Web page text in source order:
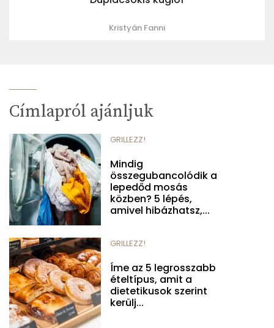
Kristyán Fanni
Címlapról ajánljuk
GRILLEZZ!
Mindig
összegubancolódik a
lepedőd mosás
közben? 5 lépés,
amivel hibázhatsz,...
GRILLEZZ!
Íme az 5 legrosszabb
ételtípus, amit a
dietetikusok szerint
kerülj...